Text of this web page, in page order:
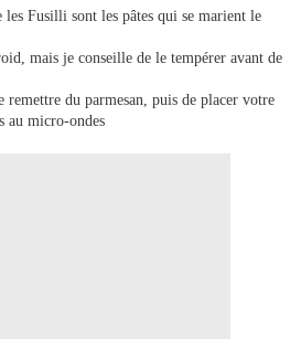
Fusilli sont les pâtes qui se marient le
mais je conseille de le tempérer avant de
du parmesan, puis de placer votre
au micro-ondes